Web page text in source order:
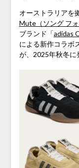
オーストラリアを
Mute（ソング フォ
ブランド「adidas
による新作コラボ
が、2025年秋冬に